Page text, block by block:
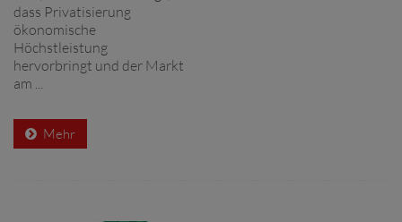
dass Privatisierung
ökonomische
Höchstleistung
hervorbringt und der Markt
am ...
Mehr